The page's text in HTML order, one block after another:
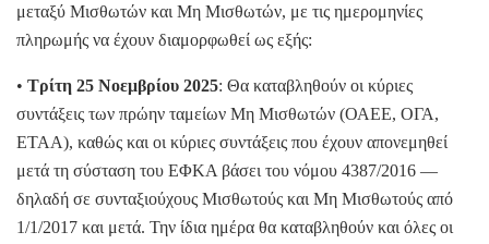
μεταξύ Μισθωτών και Μη Μισθωτών, με τις ημερομηνίες
πληρωμής να έχουν διαμορφωθεί ως εξής:
• Τρίτη 25 Νοεμβρίου 2025: Θα καταβληθούν οι κύριες
συντάξεις των πρώην ταμείων Μη Μισθωτών (ΟΑΕΕ, ΟΓΑ,
ΕΤΑΑ), καθώς και οι κύριες συντάξεις που έχουν απονεμηθεί
μετά τη σύσταση του ΕΦΚΑ βάσει του νόμου 4387/2016 —
δηλαδή σε συνταξιούχους Μισθωτούς και Μη Μισθωτούς από
1/1/2017 και μετά. Την ίδια ημέρα θα καταβληθούν και όλες οι